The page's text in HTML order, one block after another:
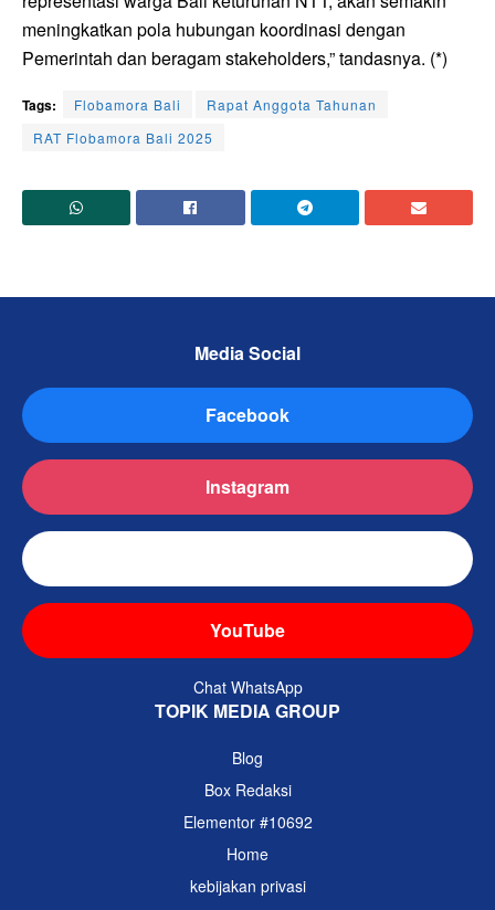
meningkatkan pola hubungan koordinasi dengan
Pemerintah dan beragam stakeholders,” tandasnya. (*)
Tags: Flobamora Bali
Rapat Anggota Tahunan
RAT Flobamora Bali 2025
Media Social
Facebook
Instagram
YouTube
Chat WhatsApp
TOPIK MEDIA GROUP
Blog
Box Redaksi
Elementor #10692
Home
kebijakan privasi